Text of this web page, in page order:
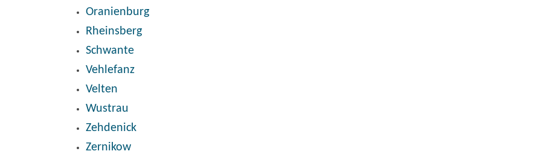
Oranienburg
Rheinsberg
Schwante
Vehlefanz
Velten
Wustrau
Zehdenick
Zernikow